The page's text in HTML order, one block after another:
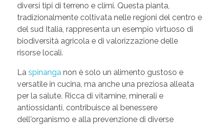
diversi tipi di terreno e climi. Questa pianta,
tradizionalmente coltivata nelle regioni del centro e
del sud Italia, rappresenta un esempio virtuoso di
biodiversità agricola e di valorizzazione delle
risorse locali.
La spinanga non è solo un alimento gustoso e
versatile in cucina, ma anche una preziosa alleata
per la salute. Ricca di vitamine, minerali e
antiossidanti, contribuisce al benessere
dell'organismo e alla prevenzione di diverse